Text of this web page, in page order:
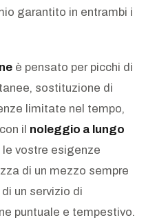
garantito in entrambi i
è pensato per picchi di
sostituzione di
limitate nel tempo,
il noleggio a lungo
vostre esigenze
di un mezzo sempre
un servizio di
puntuale e tempestivo.